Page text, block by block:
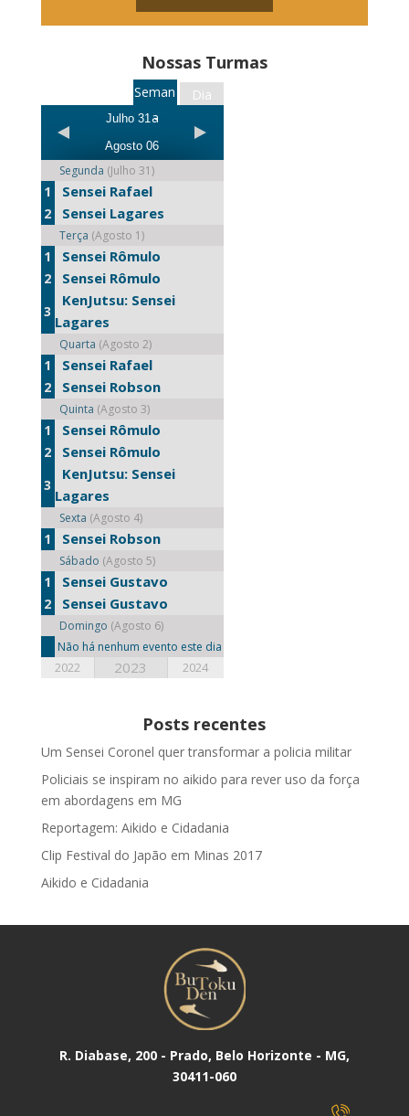
Nossas Turmas
Dia
Seman
a
Julho 31 -
Agosto 06
Segunda (Julho 31)
1 Sensei Rafael
2 Sensei Lagares
Terça (Agosto 1)
1 Sensei Rômulo
2 Sensei Rômulo
3
KenJutsu: Sensei
Lagares
Quarta (Agosto 2)
1 Sensei Rafael
2 Sensei Robson
Quinta (Agosto 3)
1 Sensei Rômulo
2 Sensei Rômulo
3
KenJutsu: Sensei
Lagares
Sexta (Agosto 4)
1 Sensei Robson
Sábado (Agosto 5)
1 Sensei Gustavo
2 Sensei Gustavo
Domingo (Agosto 6)
Não há nenhum evento este dia
2022 2023 2024
Posts recentes
Um Sensei Coronel quer transformar a policia militar
Policiais se inspiram no aikido para rever uso da força
em abordagens em MG
Reportagem: Aikido e Cidadania
Clip Festival do Japão em Minas 2017
Aikido e Cidadania
R. Diabase, 200 - Prado, Belo Horizonte - MG,
30411-060